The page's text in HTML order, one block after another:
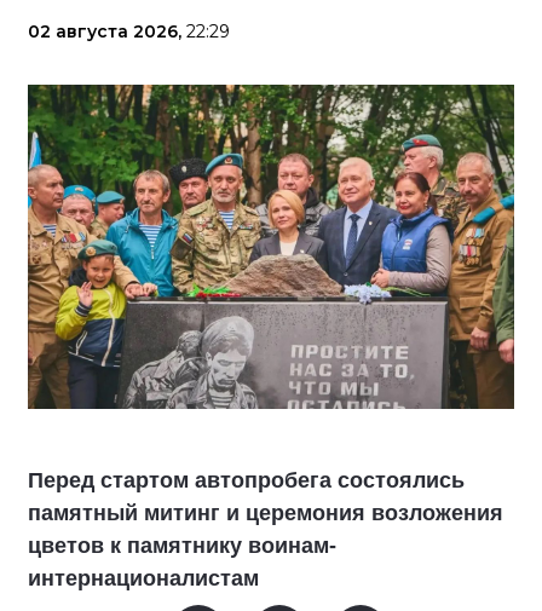
02 августа 2026, 22:29
Перед стартом автопробега состоялись
памятный митинг и церемония возложения
цветов к памятнику воинам-
интернационалистам